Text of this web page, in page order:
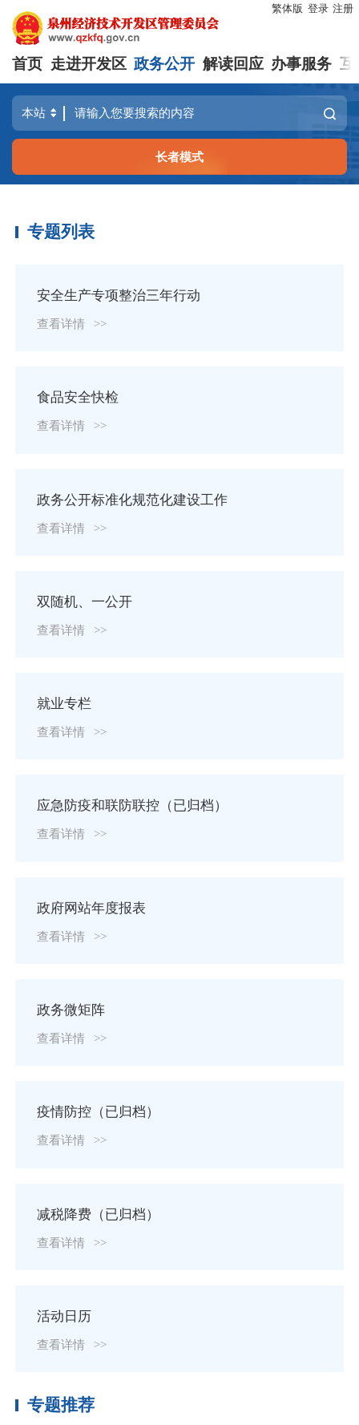
繁体版 登录 注册
首页 走进开发区 政务公开 解读回应 办事服务 互
长者模式
专题列表
安全生产专项整治三年行动
查看详情 >>
食品安全快检
查看详情 >>
政务公开标准化规范化建设工作
查看详情 >>
双随机、一公开
查看详情 >>
就业专栏
查看详情 >>
应急防疫和联防联控（已归档）
查看详情 >>
政府网站年度报表
查看详情 >>
政务微矩阵
查看详情 >>
疫情防控（已归档）
查看详情 >>
减税降费（已归档）
查看详情 >>
活动日历
查看详情 >>
专题推荐